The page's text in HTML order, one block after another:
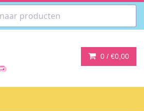
producten
0 / €0,00